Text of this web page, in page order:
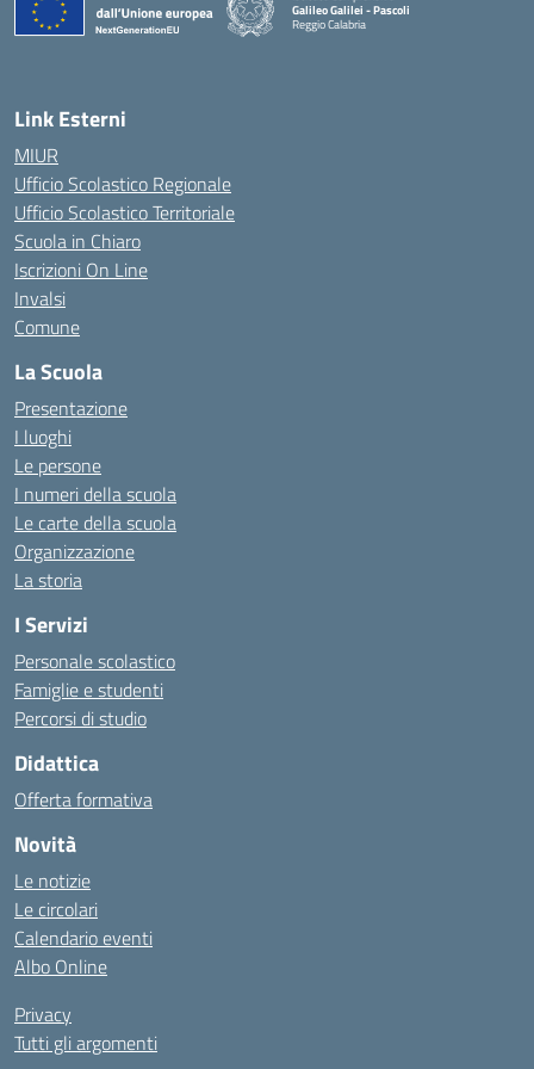
Galileo Galilei - Pascoli
Reggio Calabria
Link Esterni
MIUR
Ufficio Scolastico Regionale
Ufficio Scolastico Territoriale
Scuola in Chiaro
Iscrizioni On Line
Invalsi
Comune
La Scuola
Presentazione
I luoghi
Le persone
I numeri della scuola
Le carte della scuola
Organizzazione
La storia
I Servizi
Personale scolastico
Famiglie e studenti
Percorsi di studio
Didattica
Offerta formativa
Novità
Le notizie
Le circolari
Calendario eventi
Albo Online
Privacy
Tutti gli argomenti